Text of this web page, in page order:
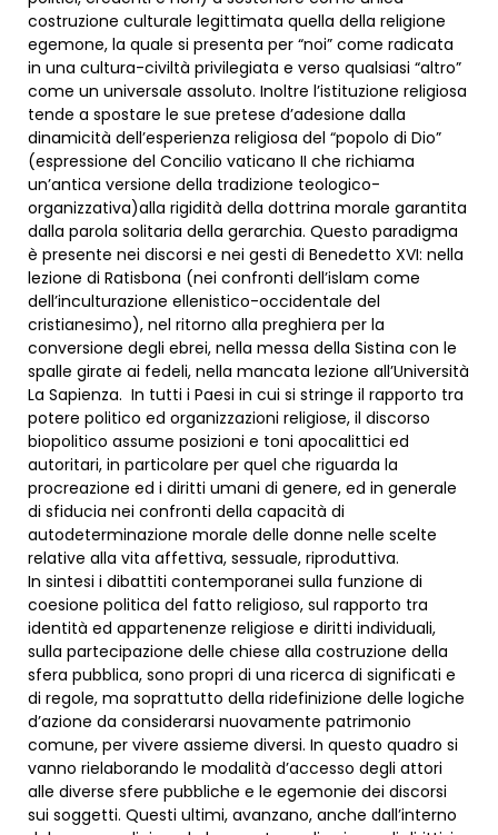
costruzione culturale legittimata quella della religione
egemone, la quale si presenta per “noi” come radicata
in una cultura-civiltà privilegiata e verso qualsiasi “altro”
come un universale assoluto. Inoltre l’istituzione religiosa
tende a spostare le sue pretese d’adesione dalla
dinamicità dell’esperienza religiosa del “popolo di Dio”
(espressione del Concilio vaticano II che richiama
un’antica versione della tradizione teologico-
organizzativa)alla rigidità della dottrina morale garantita
dalla parola solitaria della gerarchia. Questo paradigma
è presente nei discorsi e nei gesti di Benedetto XVI: nella
lezione di Ratisbona (nei confronti dell’islam come
dell’inculturazione ellenistico-occidentale del
cristianesimo), nel ritorno alla preghiera per la
conversione degli ebrei, nella messa della Sistina con le
spalle girate ai fedeli, nella mancata lezione all’Università
La Sapienza. In tutti i Paesi in cui si stringe il rapporto tra
potere politico ed organizzazioni religiose, il discorso
biopolitico assume posizioni e toni apocalittici ed
autoritari, in particolare per quel che riguarda la
procreazione ed i diritti umani di genere, ed in generale
di sfiducia nei confronti della capacità di
autodeterminazione morale delle donne nelle scelte
relative alla vita affettiva, sessuale, riproduttiva.
In sintesi i dibattiti contemporanei sulla funzione di
coesione politica del fatto religioso, sul rapporto tra
identità ed appartenenze religiose e diritti individuali,
sulla partecipazione delle chiese alla costruzione della
sfera pubblica, sono propri di una ricerca di significati e
di regole, ma soprattutto della ridefinizione delle logiche
d’azione da considerarsi nuovamente patrimonio
comune, per vivere assieme diversi. In questo quadro si
vanno rielaborando le modalità d’accesso degli attori
alle diverse sfere pubbliche e le egemonie dei discorsi
sui soggetti. Questi ultimi, avanzano, anche dall’interno